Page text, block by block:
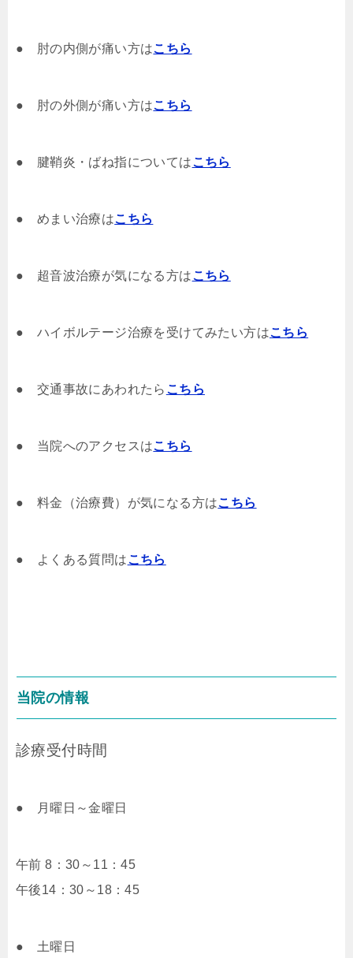
● 肘の内側が痛い方はこちら
● 肘の外側が痛い方はこちら
● 腱鞘炎・ばね指についてはこちら
● めまい治療はこちら
● 超音波治療が気になる方はこちら
● ハイボルテージ治療を受けてみたい方はこちら
● 交通事故にあわれたら こちら
● 当院へのアクセスはこちら
● 料金（治療費）が気になる方はこちら
● よくある質問はこちら
当院の情報
診療受付時間
● 月曜日～金曜日
午前 8：30～11：45
午後14：30～18：45
● 土曜日